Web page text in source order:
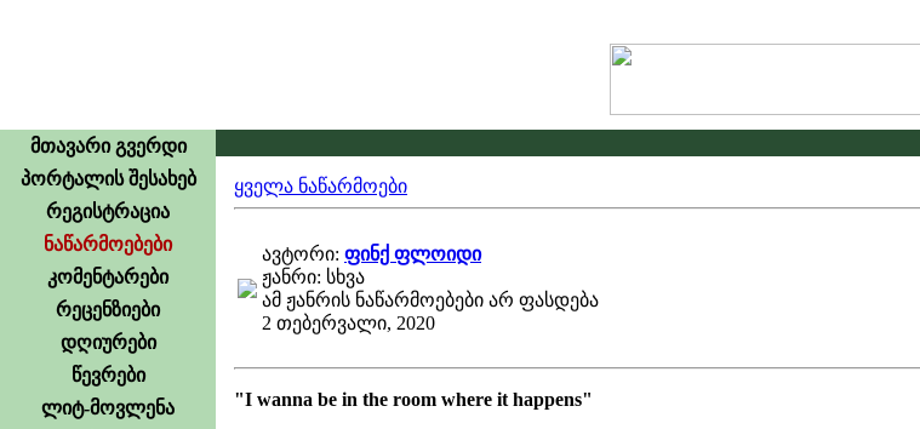
მთავარი გვერდი
პორტალის შესახებ
რეგისტრაცია
ნაწარმოებები
კომენტარები
რეცენზიები
დღიურები
წევრები
ლიტ-მოვლენა
ყველა ნაწარმოები
ავტორი: ფინქ ფლოიდი
ჟანრი: სხვა
ამ ჟანრის ნაწარმოებები არ ფასდება
2 თებერვალი, 2020
"I wanna be in the room where it happens"